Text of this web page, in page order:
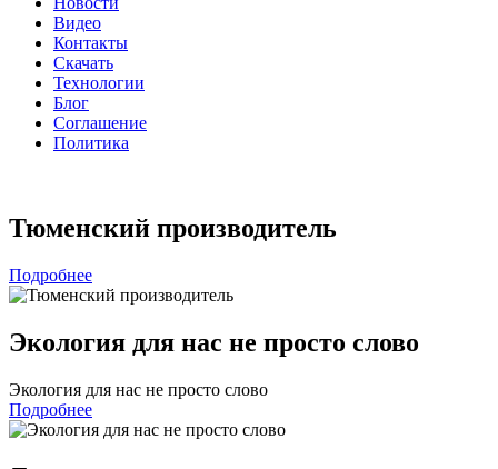
Видео
Контакты
Скачать
Технологии
Блог
Соглашение
Политика
Тюменский производитель
Подробнее
Экология для нас не просто слово
Экология для нас не просто слово
Подробнее